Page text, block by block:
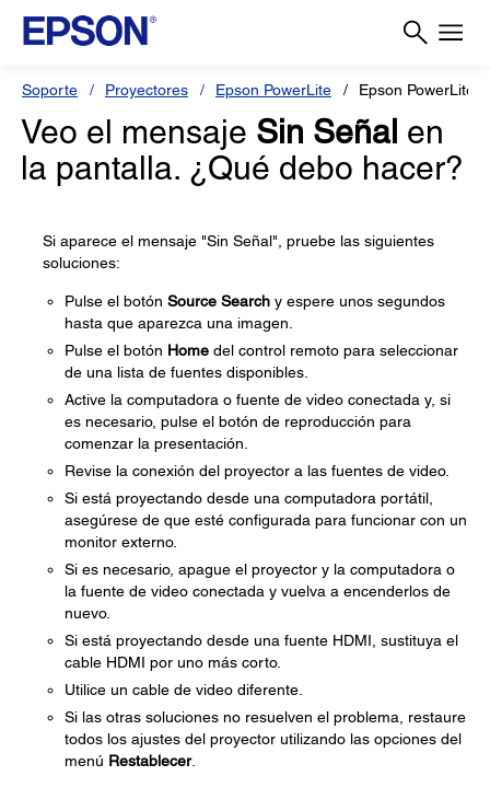
Soporte Proyectores Epson PowerLite Epson PowerLite
Veo el mensaje Sin Señal en
la pantalla. ¿Qué debo hacer?
Si aparece el mensaje "Sin Señal", pruebe las siguientes
soluciones:
Pulse el botón Source Search y espere unos segundos
hasta que aparezca una imagen.
Pulse el botón Home del control remoto para seleccionar
de una lista de fuentes disponibles.
Active la computadora o fuente de video conectada y, si
es necesario, pulse el botón de reproducción para
comenzar la presentación.
Revise la conexión del proyector a las fuentes de video.
Si está proyectando desde una computadora portátil,
asegúrese de que esté configurada para funcionar con un
monitor externo.
Si es necesario, apague el proyector y la computadora o
la fuente de video conectada y vuelva a encenderlos de
nuevo.
Si está proyectando desde una fuente HDMI, sustituya el
cable HDMI por uno más corto.
Utilice un cable de video diferente.
Si las otras soluciones no resuelven el problema, restaure
todos los ajustes del proyector utilizando las opciones del
menú Restablecer.